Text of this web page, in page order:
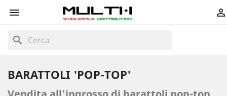
 
search
BARATTOLI 'POP-TOP'